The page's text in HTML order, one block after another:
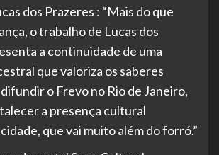
dos Prazeres : “Mais do que
o trabalho de Lucas dos
a continuidade de uma
que valoriza os saberes
o Frevo no Rio de Janeiro,
a presença cultural
que vai muito além do forró.”